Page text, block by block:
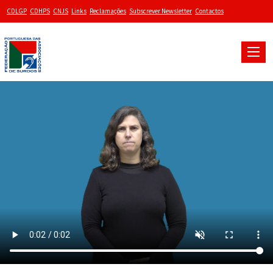
CDLGP CDHPS CNJS Links Reclamações Subscrever Newsletter Contactos
Toggle